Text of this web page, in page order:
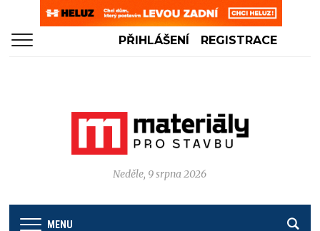
PŘIHLÁŠENÍ REGISTRACE
Neděle, 9 srpna 2026
MENU